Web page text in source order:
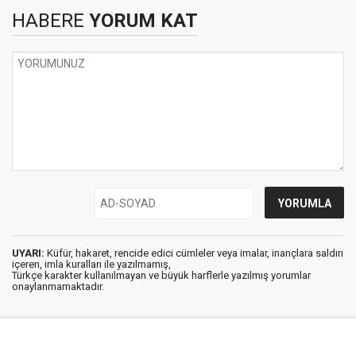
HABERE YORUM KAT
UYARI: Küfür, hakaret, rencide edici cümleler veya imalar, inançlara saldırı
içeren, imla kuralları ile yazılmamış,
Türkçe karakter kullanılmayan ve büyük harflerle yazılmış yorumlar
onaylanmamaktadır.